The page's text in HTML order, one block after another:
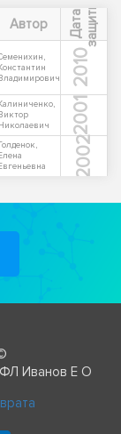
Автор Д
а
т
а
з
а
щ
и
т ы
2010
2001
2002
ФЛ Иванов Е О